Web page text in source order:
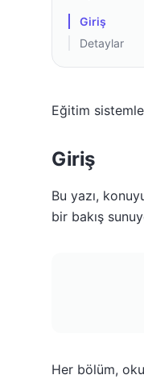
Giriş
Detaylar
Eğitim
Giriş
Bu yazı,
bir bakış
Her bölüm,